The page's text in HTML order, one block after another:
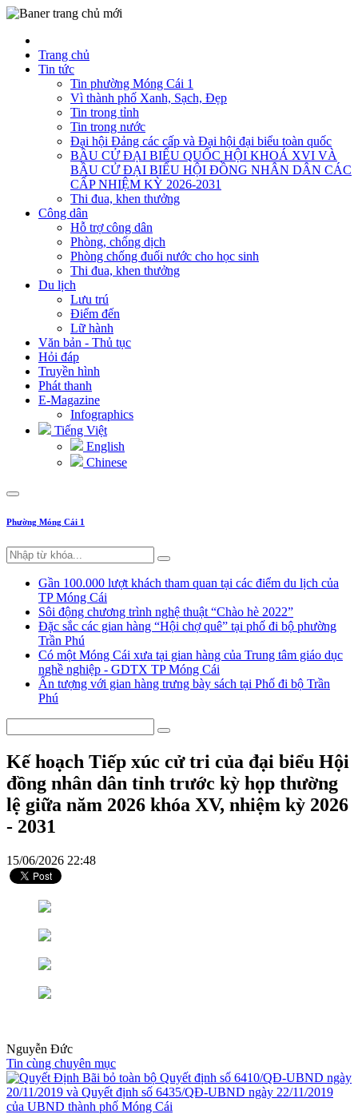
Trang chủ
Tin tức
Tin phường Móng Cái 1
Vì thành phố Xanh, Sạch, Đẹp
Tin trong tỉnh
Tin trong nước
Đại hội Đảng các cấp và Đại hội đại biểu toàn quốc
BẦU CỬ ĐẠI BIỂU QUỐC HỘI KHOÁ XVI VÀ
BẦU CỬ ĐẠI BIỂU HỘI ĐỒNG NHÂN DÂN CÁC
CẤP NHIỆM KỲ 2026-2031
Thi đua, khen thưởng
Công dân
Hỗ trợ công dân
Phòng, chống dịch
Phòng chống đuối nước cho học sinh
Thi đua, khen thưởng
Du lịch
Lưu trú
Điểm đến
Lữ hành
Văn bản - Thủ tục
Hỏi đáp
Truyền hình
Phát thanh
E-Magazine
Infographics
Tiếng Việt
English
Chinese
Phường Móng Cái 1
Gần 100.000 lượt khách tham quan tại các điểm du lịch của
TP Móng Cái
Sôi động chương trình nghệ thuật “Chào hè 2022”
Đặc sắc các gian hàng “Hội chợ quê” tại phố đi bộ phường
Trần Phú
Có một Móng Cái xưa tại gian hàng của Trung tâm giáo dục
nghề nghiệp - GDTX TP Móng Cái
Ấn tượng với gian hàng trưng bày sách tại Phố đi bộ Trần
Phú
Kế hoạch Tiếp xúc cử tri của đại biểu Hội
đồng nhân dân tỉnh trước kỳ họp thường
lệ giữa năm 2026 khóa XV, nhiệm kỳ 2026
- 2031
15/06/2026 22:48
Nguyễn Đức
Tin cùng chuyên mục